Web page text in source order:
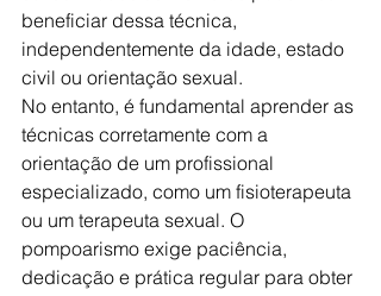
beneficiar dessa técnica,
independentemente da idade, estado
civil ou orientação sexual.
No entanto, é fundamental aprender as
técnicas corretamente com a
orientação de um profissional
especializado, como um fisioterapeuta
ou um terapeuta sexual. O
pompoarismo exige paciência,
dedicação e prática regular para obter